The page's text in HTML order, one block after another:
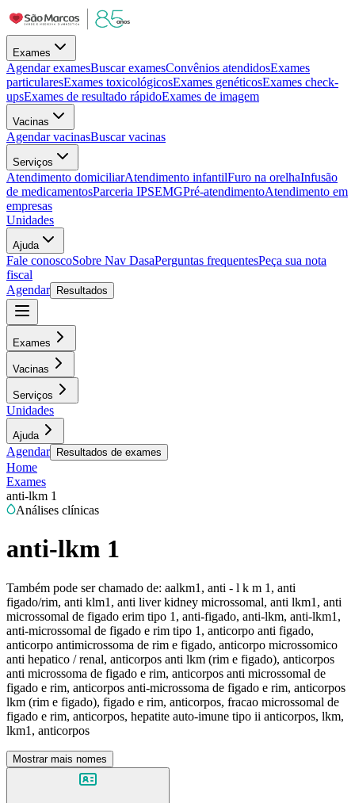
Exames
Agendar examesBuscar examesConvênios atendidosExames
particularesExames toxicológicosExames genéticosExames check-
upsExames de resultado rápidoExames de imagem
Vacinas
Agendar vacinasBuscar vacinas
Serviços
Atendimento domiciliarAtendimento infantilFuro na orelhaInfusão
de medicamentosParceria IPSEMGPré-atendimentoAtendimento em
empresas
Unidades
Ajuda
Fale conoscoSobre Nav DasaPerguntas frequentesPeça sua nota
fiscal
Agendar
Resultados
Exames
Vacinas
Serviços
Unidades
Ajuda
Agendar Resultados de exames
Home
Exames
anti-lkm 1
Análises clínicas
anti-lkm 1
Também pode ser chamado de: aalkm1, anti - l k m 1, anti
figado/rim, anti klm1, anti liver kidney microssomal, anti lkm1, anti
microssomal de figado erim tipo 1, anti-figado, anti-lkm, anti-lkm1,
anti-microssomal de figado e rim tipo 1, anticorpo anti figado,
anticorpo antimicrossoma de rim e figado, anticorpo microssomico
anti hepatico / renal, anticorpos anti lkm (rim e figado), anticorpos
anti microssoma de figado e rim, anticorpos anti microssomal de
figado e rim, anticorpos anti-microssoma de figado e rim, anticorpos
lkm (rim e figado), figado e rim, anticorpos, fracao microssomal de
figado e rim, anticorpos, hepatite auto-imune tipo ii anticorpos, lkm,
lkm1, anticorpos
Mostrar mais nomes